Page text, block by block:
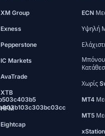
XM Group
Exness
Pepperstone
IC Markets
AvaTrade
XTB
HFM
Eightcap
ECN
Υψηλή
Χωρίς
MT4
MT5